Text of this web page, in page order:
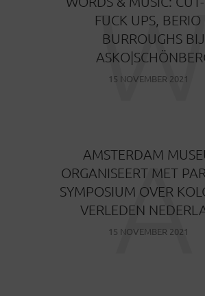
FUCK UPS, BERIO
BURROUGHS BIJ
15 NOVEMBER 2021
AMSTERDAM
ORGANISEERT MET
SYMPOSIUM OVER
VERLEDEN
15 NOVEMBER 2021
A